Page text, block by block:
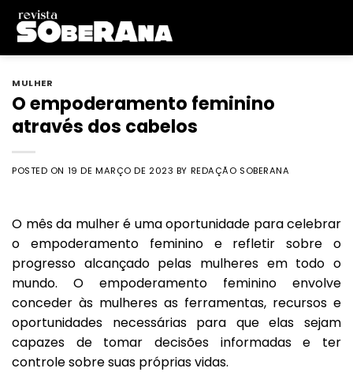
Skip
content
MULHER
O empoderamento feminino
através dos cabelos
POSTED ON 19 DE MARÇO DE 2023 BY REDAÇÃO SOBERANA
O mês da mulher é uma oportunidade para celebrar
o empoderamento feminino e refletir sobre o
progresso alcançado pelas mulheres em todo o
mundo. O empoderamento feminino envolve
conceder às mulheres as ferramentas, recursos e
oportunidades necessárias para que elas sejam
capazes de tomar decisões informadas e ter
controle sobre suas próprias vidas.